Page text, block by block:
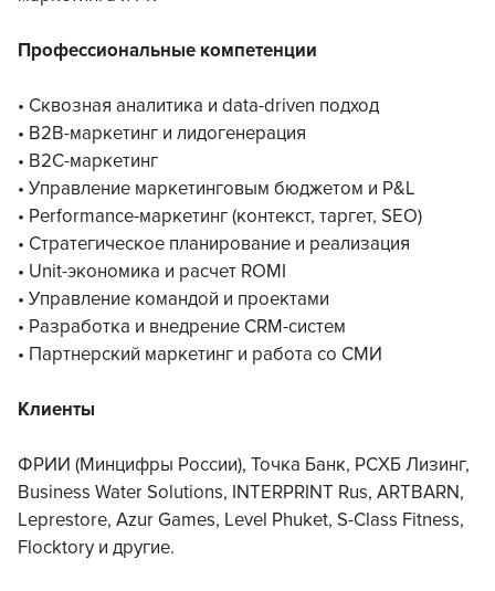
Профессиональные компетенции
• Сквозная аналитика и data-driven подход
• B2B-маркетинг и лидогенерация
• B2C-маркетинг
• Управление маркетинговым бюджетом и P&L
• Performance-маркетинг (контекст, таргет, SEO)
• Стратегическое планирование и реализация
• Unit-экономика и расчет ROMI
• Управление командой и проектами
• Разработка и внедрение CRM-систем
• Партнерский маркетинг и работа со СМИ
Клиенты
ФРИИ (Минцифры России), Точка Банк, РСХБ Лизинг,
Business Water Solutions, INTERPRINT Rus, ARTBARN,
Leprestore, Azur Games, Level Phuket, S-Class Fitness,
Flocktory и другие.